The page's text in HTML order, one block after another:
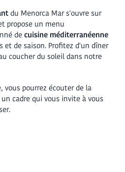
du Menorca Mar s'ouvre sur
propose un menu
decuisine méditerranéenne
et de saison. Profitez d'un dîner
coucher du soleil dans notre
vous pourrez écouter de la
un cadre qui vous invite à vous